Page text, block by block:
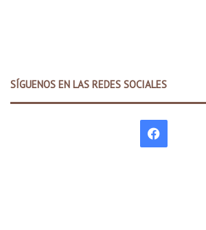
SÍGUENOS EN LAS REDES SOCIALES